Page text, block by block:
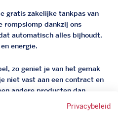
gratis zakelijke tankpas van
rompslomp dankzij ons
automatisch alles bijhoudt.
energie.
zo geniet je van het gemak
niet vast aan een contract en
andere producten dan
worden.
een gegarandeerde
Privacybeleid